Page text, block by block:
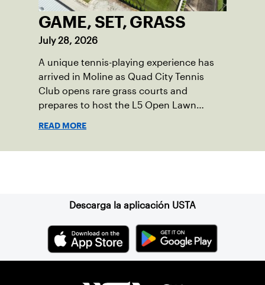
GAME, SET, GRASS
July 28, 2026
A unique tennis-playing experience has
arrived in Moline as Quad City Tennis
Club opens rare grass courts and
prepares to host the L5 Open Lawn
READ MORE
Descarga la aplicación USTA